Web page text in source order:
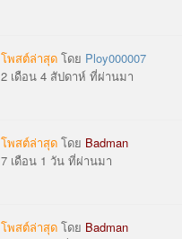
โพสต์ล่าสุด โดย Ploy000007
2 เดือน 4 สัปดาห์ ที่ผ่านมา
โพสต์ล่าสุด โดย Badman
7 เดือน 1 วัน ที่ผ่านมา
โพสต์ล่าสุด โดย Badman